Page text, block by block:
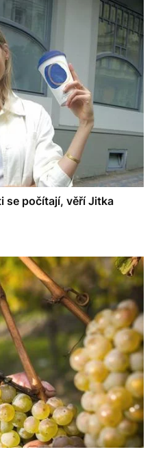
se počítají, věří Jitka